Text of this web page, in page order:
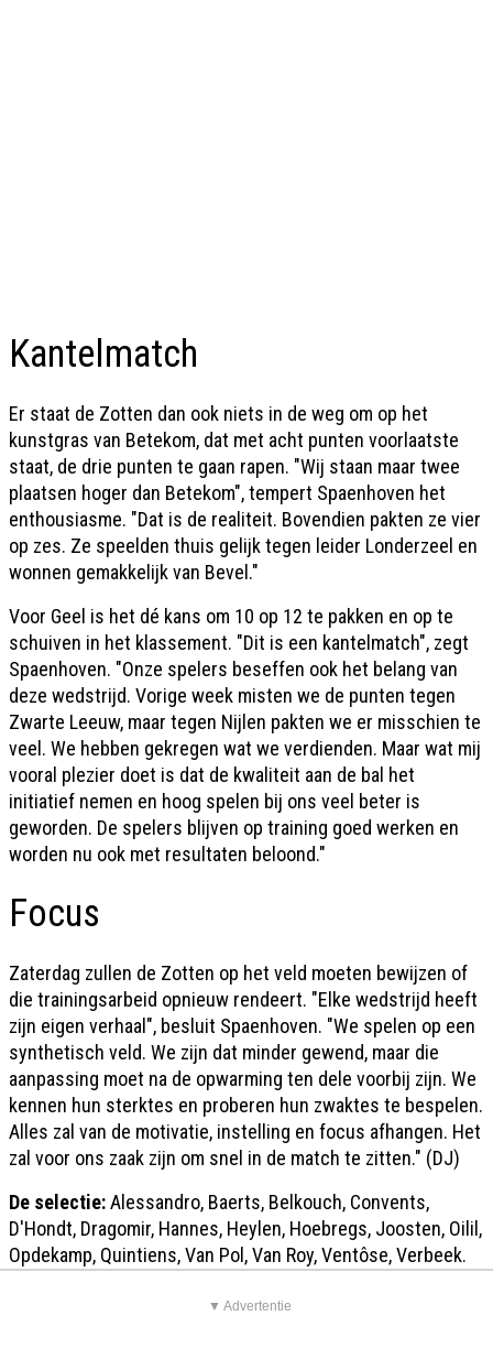
Kantelmatch
Er staat de Zotten dan ook niets in de weg om op het
kunstgras van Betekom, dat met acht punten voorlaatste
staat, de drie punten te gaan rapen. "Wij staan maar twee
plaatsen hoger dan Betekom", tempert Spaenhoven het
enthousiasme. "Dat is de realiteit. Bovendien pakten ze vier
op zes. Ze speelden thuis gelijk tegen leider Londerzeel en
wonnen gemakkelijk van Bevel."
Voor Geel is het dé kans om 10 op 12 te pakken en op te
schuiven in het klassement. "Dit is een kantelmatch", zegt
Spaenhoven. "Onze spelers beseffen ook het belang van
deze wedstrijd. Vorige week misten we de punten tegen
Zwarte Leeuw, maar tegen Nijlen pakten we er misschien te
veel. We hebben gekregen wat we verdienden. Maar wat mij
vooral plezier doet is dat de kwaliteit aan de bal het
initiatief nemen en hoog spelen bij ons veel beter is
geworden. De spelers blijven op training goed werken en
worden nu ook met resultaten beloond."
Focus
Zaterdag zullen de Zotten op het veld moeten bewijzen of
die trainingsarbeid opnieuw rendeert. "Elke wedstrijd heeft
zijn eigen verhaal", besluit Spaenhoven. "We spelen op een
synthetisch veld. We zijn dat minder gewend, maar die
aanpassing moet na de opwarming ten dele voorbij zijn. We
kennen hun sterktes en proberen hun zwaktes te bespelen.
Alles zal van de motivatie, instelling en focus afhangen. Het
zal voor ons zaak zijn om snel in de match te zitten." (DJ)
De selectie:Alessandro, Baerts, Belkouch, Convents,
D'Hondt, Dragomir, Hannes, Heylen, Hoebregs, Joosten, Oilil,
Opdekamp, Quintiens, Van Pol, Van Roy, Ventôse, Verbeek.
▼ Advertentie